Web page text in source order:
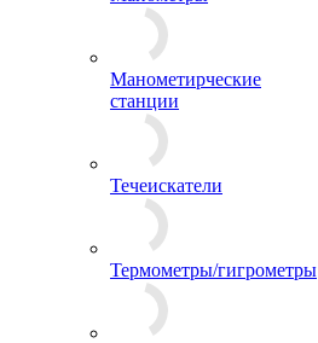
Манометирческие
станции
Течеискатели
Термометры/гигрометры